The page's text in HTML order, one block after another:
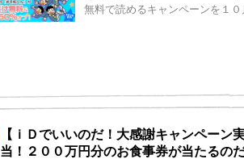
無料で読めるキャンペーンを１
【ｉＤでいいのだ！大感謝キャンペーン
当！２００万円分のお食事券が当たるのだ